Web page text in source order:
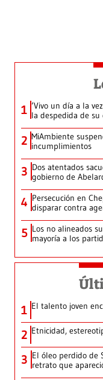
1 ‘Vivo un día a la
la despedida de su
2 MiAmbiente
incumplimientos
3 Dos atentados
gobierno de
4 Persecución en
disparar contra
5 Los no alineados
mayoría a los
1 El talento joven
2 Etnicidad,
3 El óleo perdido de
retrato que